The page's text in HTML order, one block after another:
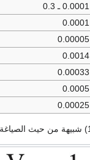
0.0001 ـ 0.3
0.0001
0.00005
0.0014
0.00033
0.0005
0.00025